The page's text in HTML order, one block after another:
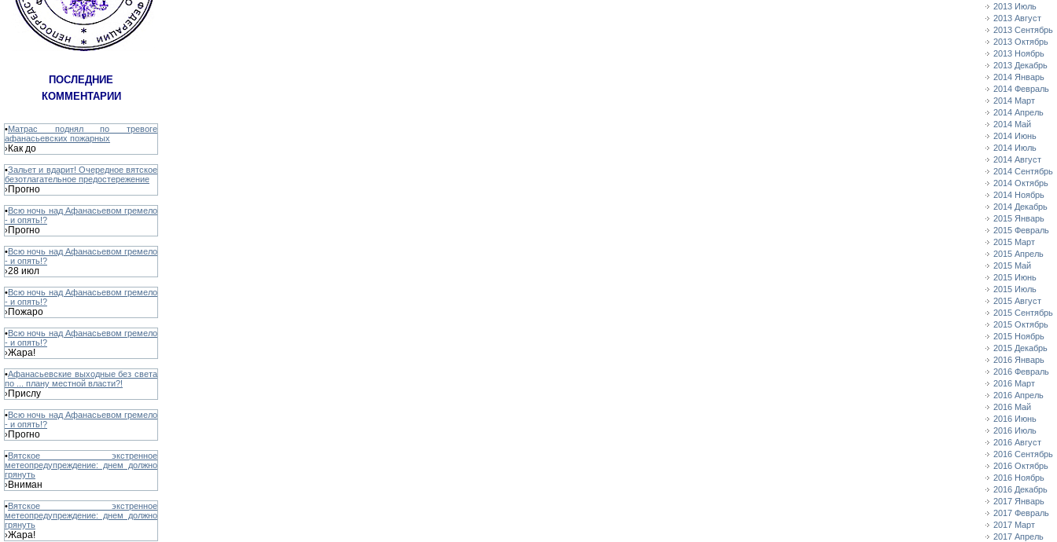
ПОСЛЕДНИЕ
КОММЕНТАРИИ
•Матрас поднял по тревоге
афанасьевских пожарных
›Как до
•Зальет и вдарит! Очередное вятское
безотлагательное предостережение
›Прогно
•Всю ночь над Афанасьевом гремело
- и опять!?
›Прогно
•Всю ночь над Афанасьевом гремело
- и опять!?
›28 июл
•Всю ночь над Афанасьевом гремело
- и опять!?
›Пожаро
•Всю ночь над Афанасьевом гремело
- и опять!?
›Жара!
•Афанасьевские выходные без света
по ... плану местной власти?!
›Прислу
•Всю ночь над Афанасьевом гремело
- и опять!?
›Прогно
•Вятское экстренное
метеопредупреждение: днем должно
грянуть
›Вниман
•Вятское экстренное
метеопредупреждение: днем должно
грянуть
›Жара!
2013 Июль
2013 Август
2013 Сентябрь
2013 Октябрь
2013 Ноябрь
2013 Декабрь
2014 Январь
2014 Февраль
2014 Март
2014 Апрель
2014 Май
2014 Июнь
2014 Июль
2014 Август
2014 Сентябрь
2014 Октябрь
2014 Ноябрь
2014 Декабрь
2015 Январь
2015 Февраль
2015 Март
2015 Апрель
2015 Май
2015 Июнь
2015 Июль
2015 Август
2015 Сентябрь
2015 Октябрь
2015 Ноябрь
2015 Декабрь
2016 Январь
2016 Февраль
2016 Март
2016 Апрель
2016 Май
2016 Июнь
2016 Июль
2016 Август
2016 Сентябрь
2016 Октябрь
2016 Ноябрь
2016 Декабрь
2017 Январь
2017 Февраль
2017 Март
2017 Апрель